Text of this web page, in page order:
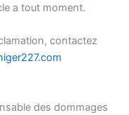
a tout moment.
contactez
des dommages